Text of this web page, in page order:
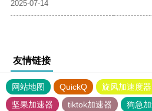
2025-07-14
友情链接
网站地图 QuickQ 旋风加速度器
坚果加速器
tiktok加速器
狗急